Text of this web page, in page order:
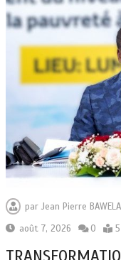
par Jean Pierre BAWELA
août 7, 2026
0